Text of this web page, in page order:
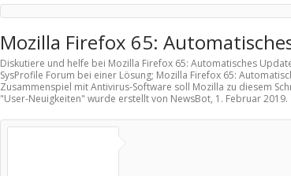
Mozilla Firefox 65:
Diskutiere und helfe bei Mozilla Firefox 65: Automatisches
SysProfile Forum bei einer Lösung; Mozilla Firefox 65:
Zusammenspiel mit Antivirus-Software soll Mozilla zu diesem
"User-Neuigkeiten" wurde erstellt von NewsBot, 1. Februar 2019.